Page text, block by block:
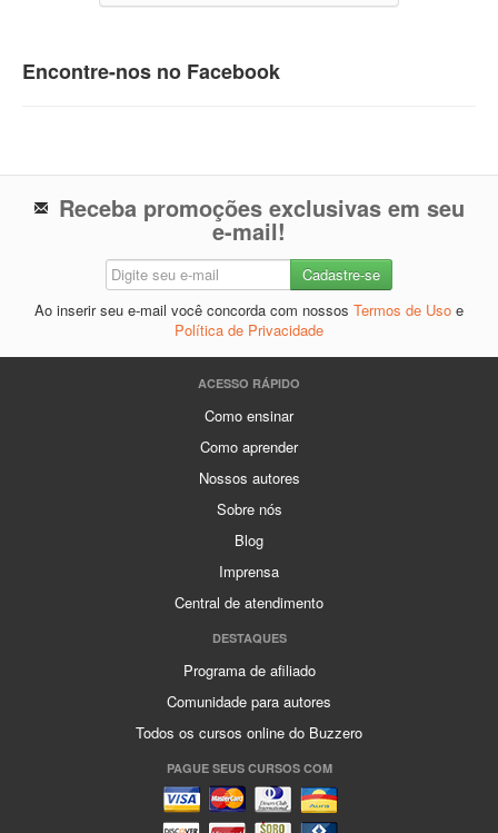
Encontre-nos no Facebook
Receba promoções exclusivas em seu
e-mail!
Ao inserir seu e-mail você concorda com nossos Termos de Uso e
Política de Privacidade
ACESSO RÁPIDO
Como ensinar
Como aprender
Nossos autores
Sobre nós
Blog
Imprensa
Central de atendimento
DESTAQUES
Programa de afiliado
Comunidade para autores
Todos os cursos online do Buzzero
PAGUE SEUS CURSOS COM